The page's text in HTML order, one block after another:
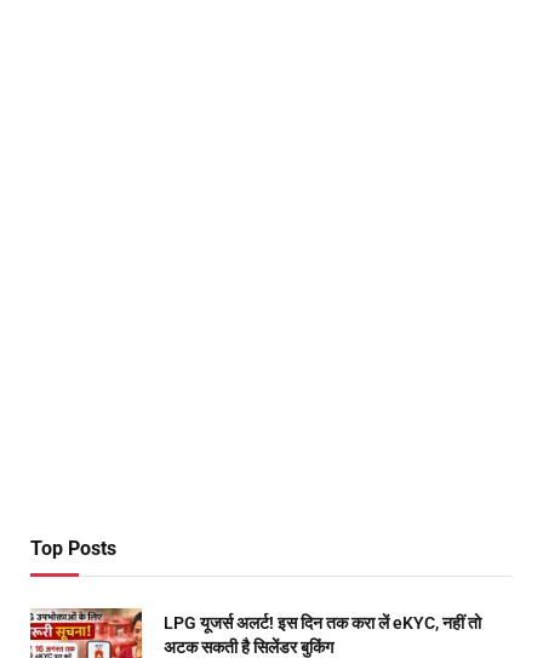
Top Posts
LPG यूजर्स अलर्ट! इस दिन तक करा लें eKYC, नहीं तो
अटक सकती है सिलेंडर बुकिंग